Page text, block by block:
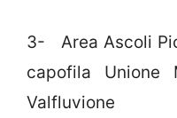
3- Area Ascoli
capofila Unione
Valfluvione